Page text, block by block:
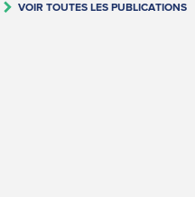
VOIR TOUTES LES PUBLICATIONS